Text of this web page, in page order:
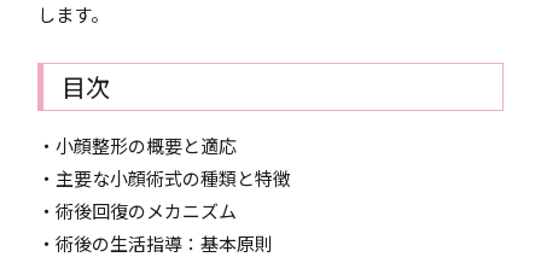
します。
目次
・小顔整形の概要と適応
・主要な小顔術式の種類と特徴
・術後回復のメカニズム
・術後の生活指導：基本原則